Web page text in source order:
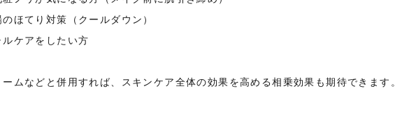
ほてり対策（クールダウン）
ルケアをしたい方
ムなどと併用すれば、スキンケア全体の効果を高める相乗効果も期待できます。